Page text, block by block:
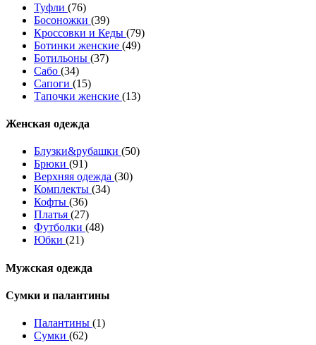
Туфли (76)
Босоножки (39)
Кроссовки и Кеды (79)
Ботинки женские (49)
Ботильоны (37)
Сабо (34)
Сапоги (15)
Тапочки женские (13)
Женская одежда
Блузки&рубашки (50)
Брюки (91)
Верхняя одежда (30)
Комплекты (34)
Кофты (36)
Платья (27)
Футболки (48)
Юбки (21)
Мужская одежда
Сумки и палантины
Палантины (1)
Сумки (62)